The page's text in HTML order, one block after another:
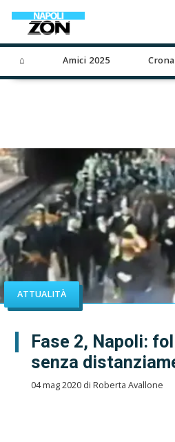
⌂ Amici 2025
ATTUALITÀ
Fase 2, Napoli:
senza
04 mag 2020 di Roberta Avallone